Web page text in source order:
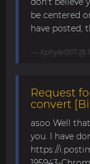
be centered
have posted,
Xphyle1971 @
Request
convert
asoo Well
you. I have
https://